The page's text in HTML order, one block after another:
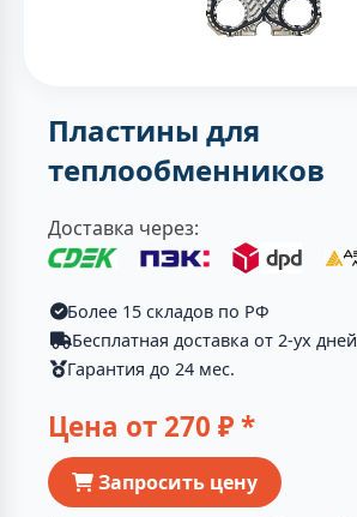
Пластины для
теплообменников
Доставка через:
Более 15 складов по РФ
Бесплатная доставка от 2-ух дней
Гарантия до 24 мес.
Цена от 270 ₽ *
Запросить цену